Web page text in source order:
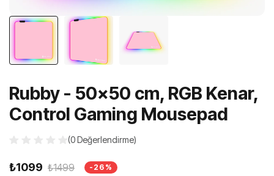
Rubby - 50x50 cm, RGB Kenar,
Control Gaming Mousepad
(0 Değerlendirme)
₺1099 ₺1499 -26%